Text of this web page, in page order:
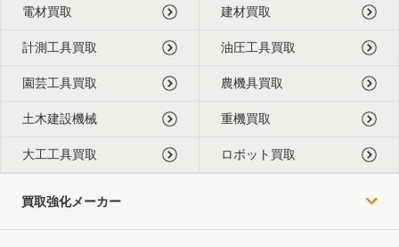
電材買取 建材買取
計測工具買取 油圧工具買取
園芸工具買取 農機具買取
土木建設機械 重機買取
大工工具買取 ロボット買取
買取強化メーカー